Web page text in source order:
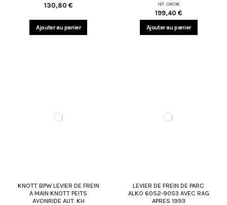
130,80 €
Ajouter au panier
réf : 04036
199,40 €
Ajouter au panier
KNOTT BPW LEVIER DE FREIN
A MAIN KNOTT PEITS
AVONRIDE AUT. KH
LEVIER DE FREIN DE PARC
ALKO 60S2-90S3 AVEC RAG
APRES 1993